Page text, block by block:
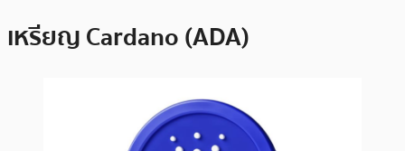
เหรียญ Cardano (ADA)